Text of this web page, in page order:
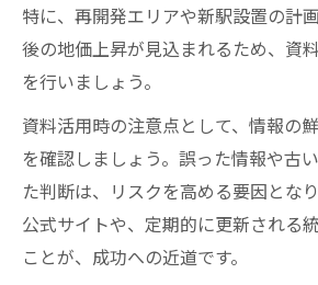
行政指導事例から学ぶ不動
理
不動産特定共同事業法違反
方法
大阪府公表資料を活かした
大阪府建築振興課と宅建業指
不動産投資に重要な建築
術
特に、再開発エリアや新駅設置の計
後の地価上昇が見込まれるため、資
を行いましょう。
資料活用時の注意点として、情報の
を確認しましょう。誤った情報や古
た判断は、リスクを高める要因とな
公式サイトや、定期的に更新される
ことが、成功への近道です。